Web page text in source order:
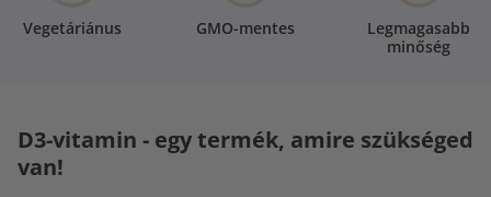
Vegetáriánus GMO-mentes
Legmagasabb
minőség
D3-vitamin - egy termék, amire szükséged
van!